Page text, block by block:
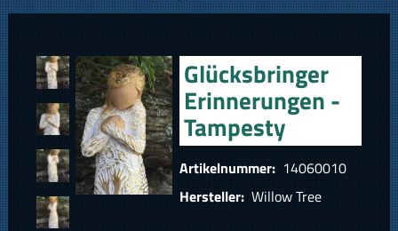
Glücksbringer
Erinnerungen -
Tampesty
Artikelnummer: 14060010
Hersteller: Willow Tree